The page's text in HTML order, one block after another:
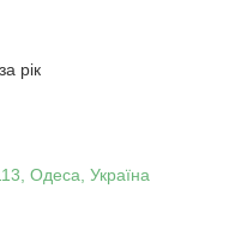
рік
Одеса, Україна